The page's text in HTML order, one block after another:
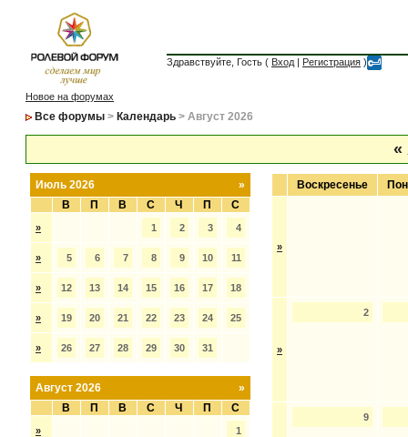
Здравствуйте, Гость ( Вход | Регистрация )
Новое на форумах
Все форумы > Календарь > Август 2026
«
»
Июль 2026
В
П В С Ч П С
» 1 2 3 4
» 5 6 7 8 9 10 11
» 12 13 14 15 16 17 18
» 19 20 21 22 23 24 25
» 26 27 28 29 30 31
»
Август 2026
В
П В С Ч П С
» 1
Воскресенье
»
»
2
9